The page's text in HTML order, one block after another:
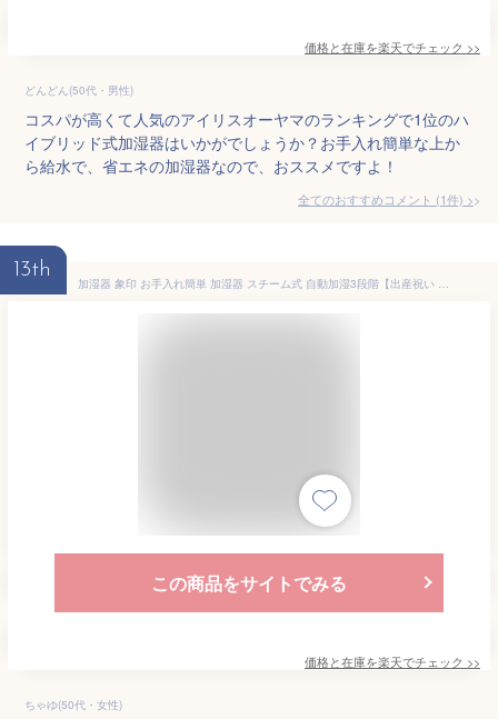
価格と在庫を楽天でチェック >>
どんどん(50代・男性)
コスパが高くて人気のアイリスオーヤマのランキングで1位のハ
イブリッド式加湿器はいかがでしょうか？お手入れ簡単な上か
ら給水で、省エネの加湿器なので、おススメですよ！
全てのおすすめコメント (1件) >
13th
加湿器 象印 お手入れ簡単 加湿器 スチーム式 自動加湿3段階【出産祝い ギフト】【在庫あり】選べる2モデル スチーム式加湿器 ZOJIRUSHI EE-RT35 EE-RT50 ホワイト
この商品をサイトでみる
価格と在庫を楽天でチェック >>
ちゃゆ(50代・女性)